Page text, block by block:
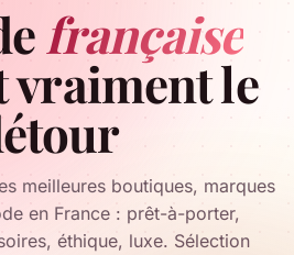
française
vraiment le
meilleures boutiques, marques
en France : prêt-à-porter,
éthique, luxe. Sélection